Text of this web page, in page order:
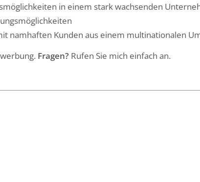
in einem stark wachsenden
namhaften Kunden aus einem multinationalen
Fragen? Rufen Sie mich einfach an.